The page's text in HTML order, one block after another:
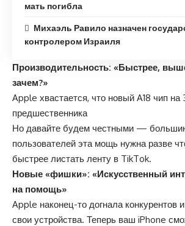
мать погибла
Михаэль Равило назначен
контролером Израиля
Производительность: «Быстрее,
зачем?»
Apple хвастается, что новый A18 чип
предшественника
Но давайте будем честными —
пользователей эта мощь нужна разве
быстрее листать ленту в TikTok.
Новые «фишки»: «Искусственный
на помощь»
Apple наконец-то догнала конкурентов
свои устройства. Теперь ваш iPhone